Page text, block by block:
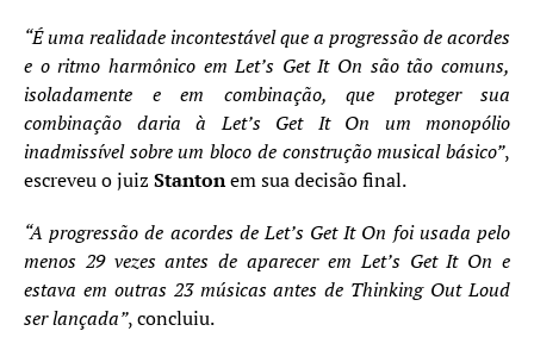
“É uma realidade incontestável que a progressão de acordes
e o ritmo harmônico em Let’s Get It On são tão comuns,
isoladamente e em combinação, que proteger sua
combinação daria à Let’s Get It On um monopólio
inadmissível sobre um bloco de construção musical básico”,
escreveu o juiz Stantonem sua decisão final.
“A progressão de acordes de Let’s Get It On foi usada pelo
menos 29 vezes antes de aparecer em Let’s Get It On e
estava em outras 23 músicas antes de Thinking Out Loud
ser lançada”, concluiu.